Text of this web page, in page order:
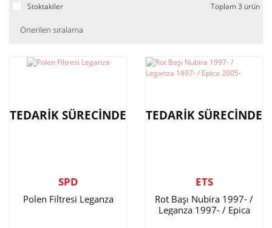
Stoktakiler Toplam 3 ürün
TEDARİK SÜRECİNDE
SPD
Polen Filtresi Leganza
TEDARİK SÜRECİNDE
ETS
Rot Başı Nubira 1997- /
Leganza 1997- / Epica